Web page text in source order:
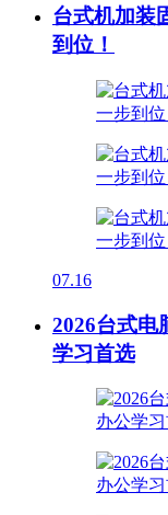
台式机加装
到位！
07.16
2026台式电
学习首选